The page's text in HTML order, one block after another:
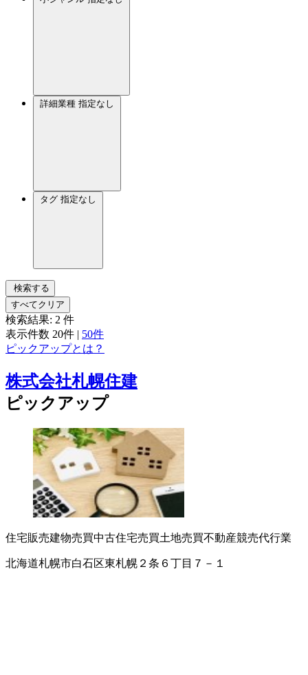
詳細業種 指定なし
タグ 指定なし
検索する
すべてクリア
検索結果: 2 件
表示件数 20件 | 50件
ピックアップとは？
株式会社札幌住建
ピックアップ
住宅販売建物売買中古住宅売買土地売買不動産競売代行業
北海道札幌市白石区東札幌２条６丁目７－１